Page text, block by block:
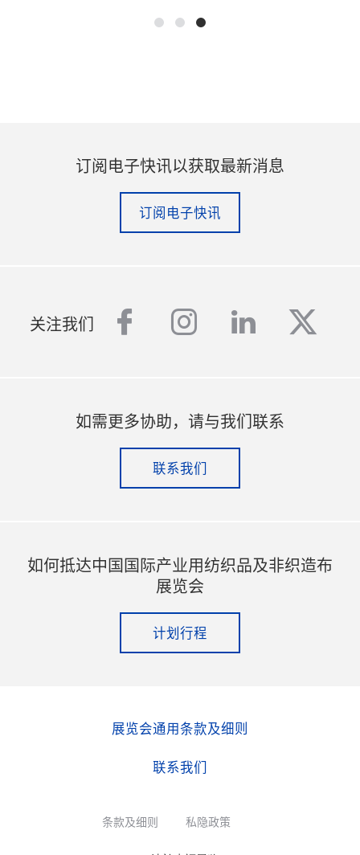
订阅电子快讯以获取最新消息
订阅电子快讯
关注我们 facebook
instagram
linkedin
如需更多协助，请与我们联系
联系我们
如何抵达中国国际产业用纺织品及非织造布
展览会
计划行程
展览会通用条款及细则
联系我们
条款及细则 私隐政策